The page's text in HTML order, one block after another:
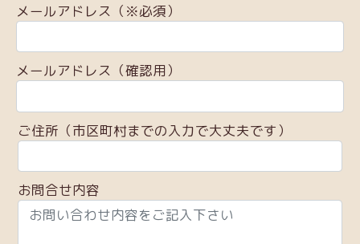
メールアドレス（※必須）
メールアドレス（確認用）
ご住所（市区町村までの入力で大丈夫です）
お問合せ内容